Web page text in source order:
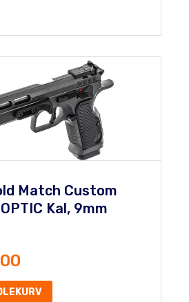
Match Custom
Kal, 9mm